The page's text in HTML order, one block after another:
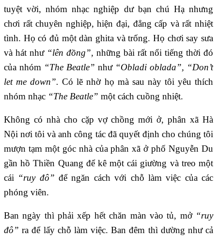
tuyệt vời, nhóm nhạc nghiệp dư bạn chú Hạ nhưng
chơi rất chuyên nghiệp, hiện đại, đẳng cấp và rất nhiệt
tình. Họ có đủ một dàn ghita và trống. Họ chơi say sưa
và hát như “lên đồng”, những bài rất nổi tiếng thời đó
của nhóm “The Beatle” như “Obladi oblada”, “Don’t
let me down”. Có lẽ nhờ họ mà sau này tôi yêu thích
nhóm nhạc “The Beatle” một cách cuồng nhiệt.
Không có nhà cho cặp vợ chồng mới ở, phân xã Hà
Nội nơi tôi và anh công tác đã quyết định cho chúng tôi
mượn tạm một góc nhà của phân xã ở phố Nguyễn Du
gần hồ Thiền Quang để kê một cái giường và treo một
cái “ruy đô” để ngăn cách với chỗ làm việc của các
phóng viên.
Ban ngày thì phải xếp hết chăn màn vào tủ, mở “ruy
đô” ra để lấy chỗ làm việc. Ban đêm thì dường như cả